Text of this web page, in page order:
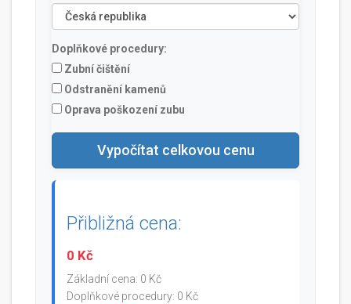
Doplňkové procedury:
Zubní čištění
Odstranění kamenů
Oprava poškození zubu
Vypočítat celkovou cenu
Přibližná cena:
0 Kč
Základní cena: 0 Kč
Doplňkové procedury: 0 Kč